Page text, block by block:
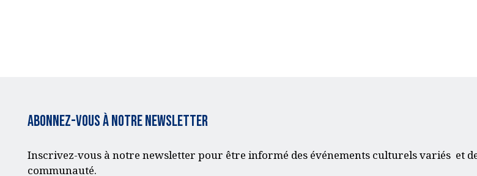
Abonnez-vous à notre Newsletter
Inscrivez-vous à notre newsletter pour être informé des événements culturels variés et
communauté.